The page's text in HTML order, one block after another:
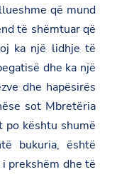
që mund
të shëmtuar që
ka një lidhje të
dhe ka një
dhe hapësirës
sot Mbretëria
po kështu shumë
bukuria, është
prekshëm dhe të